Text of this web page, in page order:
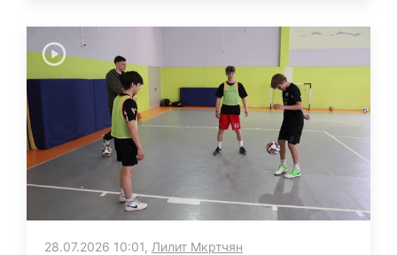
28.07.2026 10:01, Лилит Мкртчян